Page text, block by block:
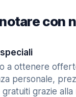
con
a ottenere
personale,
grazie alla